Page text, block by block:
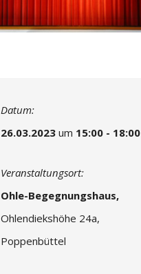
Datum:
26.03.2023 um 15:00 - 18:00
Veranstaltungsort:
Ohle-Begegnungshaus,
Ohlendiekshöhe 24a,
Poppenbüttel